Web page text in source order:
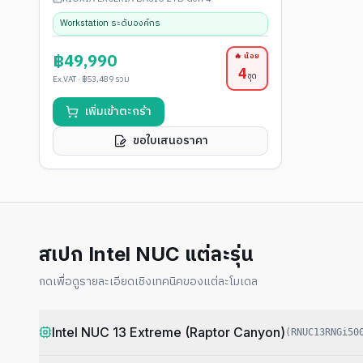
Workstation ระดับองค์กร
฿49,990
Ex.VAT · ฿53,489รวม
🔥 น้อย
4ชุด
เพิ่มเข้าตะกร้า
ขอใบเสนอราคา
สเปก Intel NUC แต่ละรุ่น
กดเพื่อดูรายละเอียดเชิงเทคนิคของแต่ละโมเดล
Intel NUC 13 Extreme (Raptor Canyon) (